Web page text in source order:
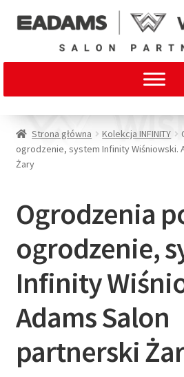
Strona główna Kolekcja INFINITY
ogrodzenie, system Infinity Wiśniowski.
Żary
Ogrodzenia
ogrodzenie,
Infinity
Adams Salon
partnerski